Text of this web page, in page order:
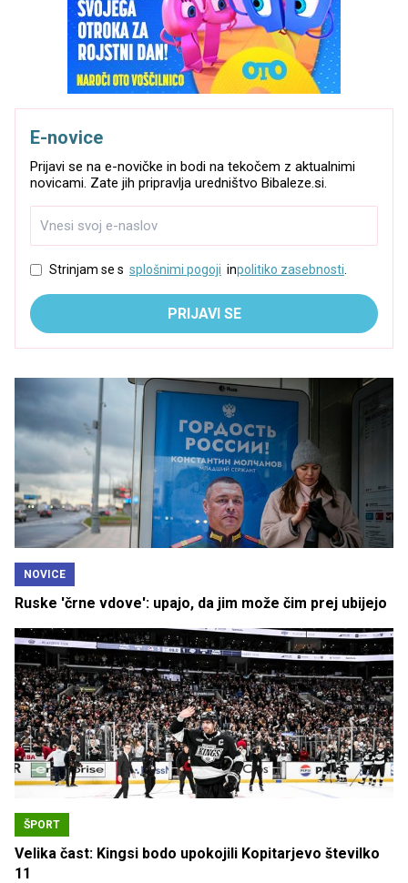
E-novice
Prijavi se na e-novičke in bodi na tekočem z aktualnimi
novicami. Zate jih pripravlja uredništvo Bibaleze.si.
Strinjam se s splošnimi pogoji inpolitiko zasebnosti
PRIJAVI SE
NOVICE
Ruske 'črne vdove': upajo, da jim može čim prej ubijejo
ŠPORT
Velika čast: Kingsi bodo upokojili Kopitarjevo številko
11